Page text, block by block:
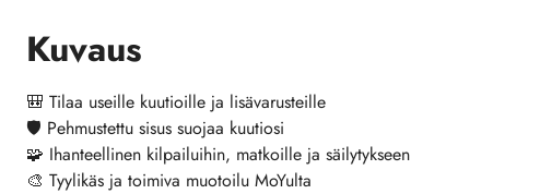
Kuvaus
🎒 Tilaa useille kuutioille ja lisävarusteille
🛡️ Pehmustettu sisus suojaa kuutiosi
🧩 Ihanteellinen kilpailuihin, matkoille ja säilytykseen
🎨 Tyylikäs ja toimiva muotoilu MoYulta